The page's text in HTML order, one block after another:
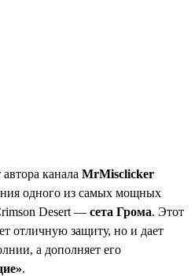
канала MrMisclicker
одного из самых мощных
Desert — сета Грома. Этот
отличную защиту, но и дает
а дополняет его
.